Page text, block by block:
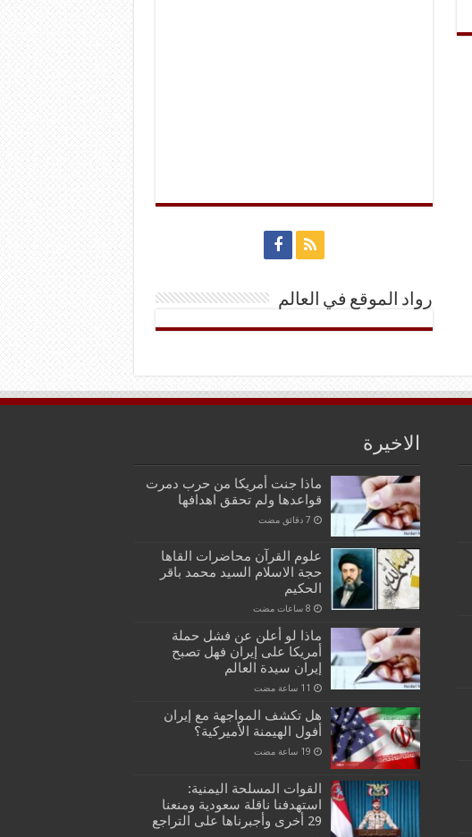
رواد الموقع في العالم
الاخيرة
ماذا جنت أمريكا من حرب دمرت
قواعدها ولم تحقق اهدافها
علوم القرآن محاضرات القاها
حجة الاسلام السيد محمد باقر
الحكيم
ماذا لو أعلن عن فشل حملة
أمريكا على إيران فهل تصبح
إيران سيدة العالم
هل تكشف المواجهة مع إيران
أفول الهيمنة الأميركية؟
القوات المسلحة اليمنية:
استهدفنا ناقلة سعودية ومنعنا
29 أخرى وأجبرناها على التراجع